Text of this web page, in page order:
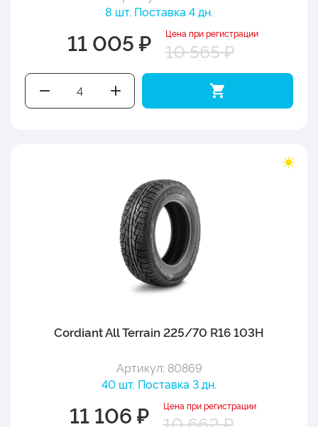
8 шт. Поставка 4 дн.
11 005 ₽ Цена при регистрации
10 565 ₽
Cordiant All Terrain 225/70 R16 103H
Артикул: 80869
40 шт. Поставка 3 дн.
11 106 ₽ Цена при регистрации